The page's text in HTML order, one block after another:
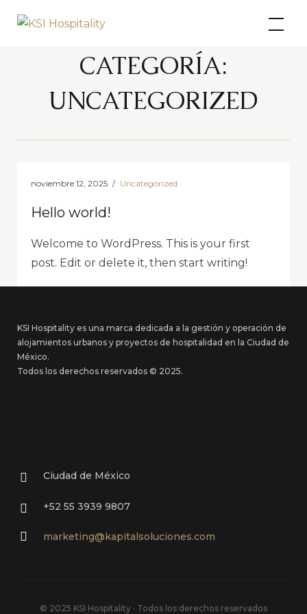
KSI Hospitality
CATEGORÍA:
UNCATEGORIZED
noviembre 12, 2025 Uncategorized
Hello world!
Welcome to WordPress. This is your first
post. Edit or delete it, then start writing!
KSI Hospitality es una marca dedicada a la gestión y operación de
alojamientos urbanos y proyectos de hospitalidad en la Ciudad de
México.
Todos los derechos reservados © 2025.
Ciudad de México
+52 55 3939 9807
marketing@kapitalsoluciones.com
© 2025 KSI Hospitality · Todos los derechos reservados